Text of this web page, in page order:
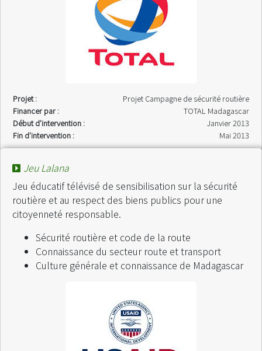
Projet :
Projet Campagne de sécurité routière
Financer par :
TOTAL Madagascar
Début d'intervention :
Janvier 2013
Fin d'intervention :
Mai 2013
Jeu Lalana
Jeu éducatif télévisé de sensibilisation sur la sécurité
routière et au respect des biens publics pour une
citoyenneté responsable.
Sécurité routière et code de la route
Connaissance du secteur route et transport
Culture générale et connaissance de Madagascar